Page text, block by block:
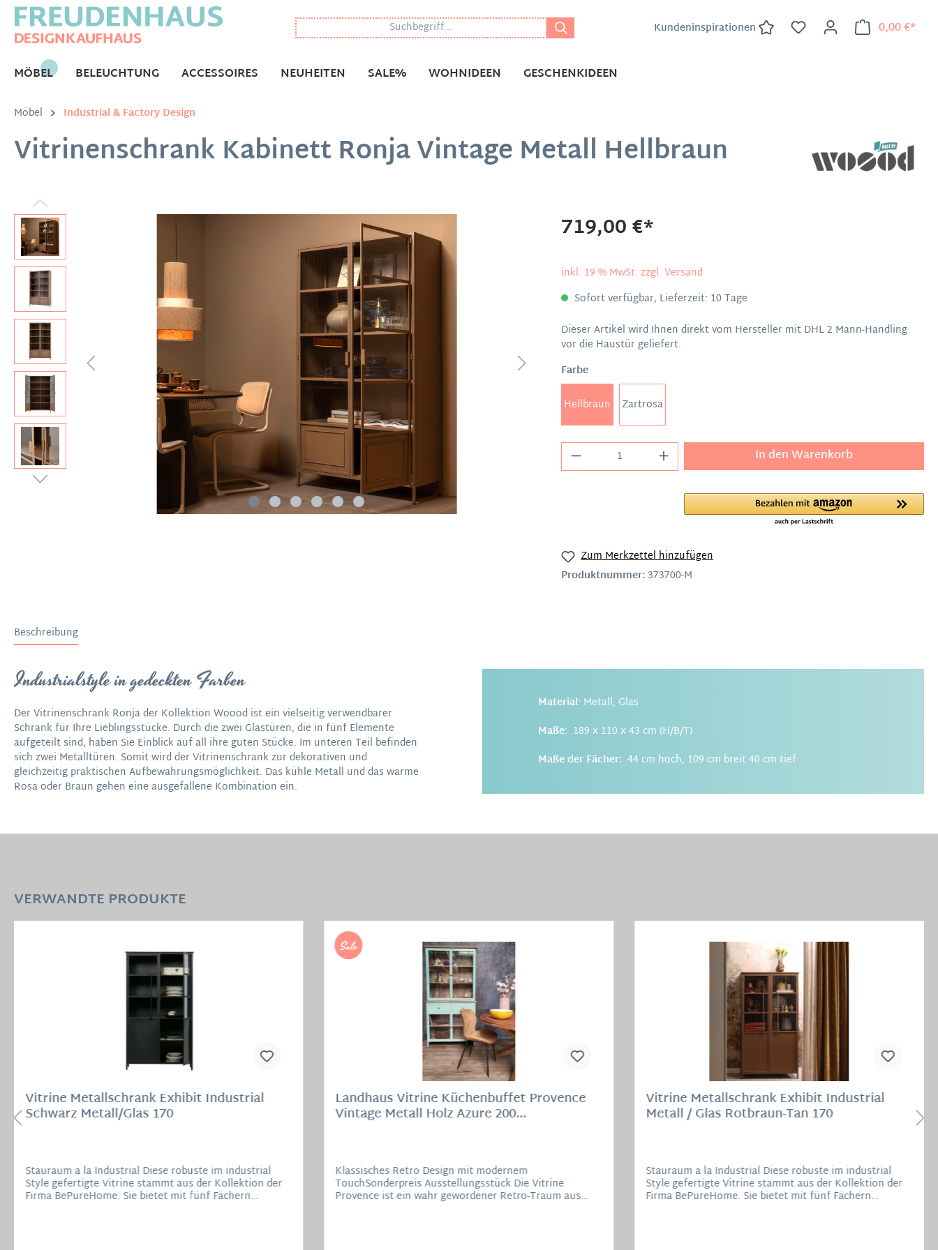
Kundeninspirationen 0,00 €*
MÖBEL BELEUCHTUNG ACCESSOIRES NEUHEITEN SALE% WOHNIDEEN GESCHENKIDEEN
Möbel Industrial & Factory Design
Vitrinenschrank Kabinett Ronja Vintage Metall Hellbraun
719,00 €*
inkl. 19 % MwSt. zzgl. Versand
Sofort verfügbar, Lieferzeit: 10 Tage
Dieser Artikel wird Ihnen direkt vom Hersteller mit DHL 2 Mann-Handling
vor die Haustür geliefert.
Farbe
Hellbraun
Zartrosa
In den Warenkorb
Zum Merkzettel hinzufügen
Produktnummer:373700-M
Beschreibung
Industrialstyle in gedeckten Farben
Der Vitrinenschrank Ronja der Kollektion Woood ist ein vielseitig verwendbarer
Schrank für Ihre Lieblingsstücke. Durch die zwei Glastüren, die in fünf Elemente
aufgeteilt sind, haben Sie Einblick auf all ihre guten Stücke. Im unteren Teil befinden
sich zwei Metalltüren. Somit wird der Vitrinenschrank zur dekorativen und
gleichzeitig praktischen Aufbewahrungsmöglichkeit. Das kühle Metall und das warme
Rosa oder Braun gehen eine ausgefallene Kombination ein.
Material: Metall, Glas
Maße: 189 x 110 x 43 cm (H/B/T)
Maße der Fächer: 44 cm hoch, 109 cm breit 40 cm tief
VERWANDTE PRODUKTE
Vitrine Metallschrank Exhibit Industrial
Schwarz Metall/Glas 170
Stauraum a la Industrial Diese robuste im industrial
Style gefertigte Vitrine stammt aus der Kollektion der
Firma BePureHome. Sie bietet mit fünf Fächern
%
Landhaus Vitrine Küchenbuffet Provence
Vintage Metall Holz Azure 200
Klassisches Retro Design mit modernem
TouchSonderpreis Ausstellungsstück Die Vitrine
Provence ist ein wahr gewordener Retro-Traum aus
Vitrine Metallschrank Exhibit Industrial
Metall / Glas Rotbraun-Tan 170
Stauraum a la Industrial Diese robuste im industrial
Style gefertigte Vitrine stammt aus der Kollektion der
Firma BePureHome. Sie bietet mit fünf Fächern